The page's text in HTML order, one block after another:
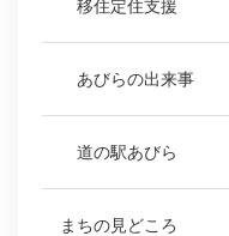
移住定住支援
あびらの出来事
道の駅あびら
まちの見どころ